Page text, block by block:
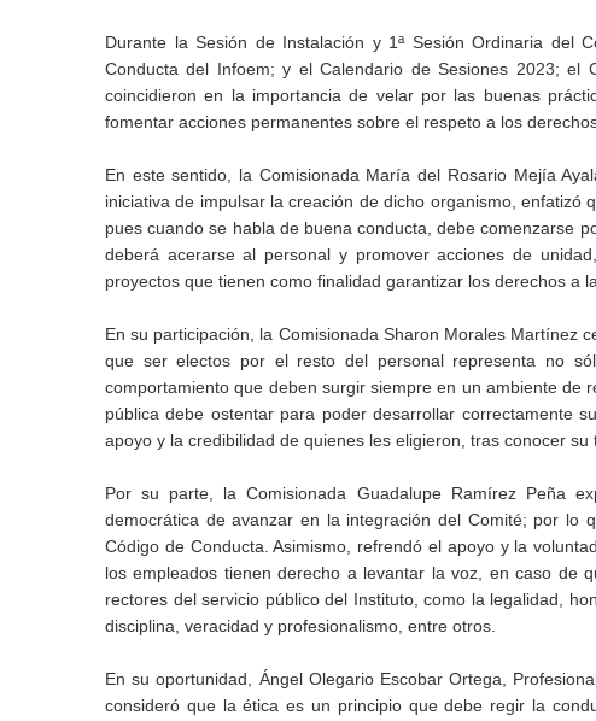
Durante la Sesión de Instalación y 1ª Sesión Ordinaria del
Conducta del Infoem; y el Calendario de Sesiones 2023; el
coincidieron en la importancia de velar por las buenas
fomentar acciones permanentes sobre el respeto a los
En este sentido, la Comisionada María del Rosario Mejía
iniciativa de impulsar la creación de dicho organismo, enfatizó
pues cuando se habla de buena conducta, debe comenzarse
deberá acerarse al personal y promover acciones de
proyectos que tienen como finalidad garantizar los derechos a
En su participación, la Comisionada Sharon Morales Martínez
que ser electos por el resto del personal representa no
comportamiento que deben surgir siempre en un ambiente de
pública debe ostentar para poder desarrollar correctamente
apoyo y la credibilidad de quienes les eligieron, tras conocer
Por su parte, la Comisionada Guadalupe Ramírez Peña
democrática de avanzar en la integración del Comité; por lo
Código de Conducta. Asimismo, refrendó el apoyo y la
los empleados tienen derecho a levantar la voz, en caso de
rectores del servicio público del Instituto, como la legalidad,
disciplina, veracidad y profesionalismo, entre otros.
En su oportunidad, Ángel Olegario Escobar Ortega,
consideró que la ética es un principio que debe regir la